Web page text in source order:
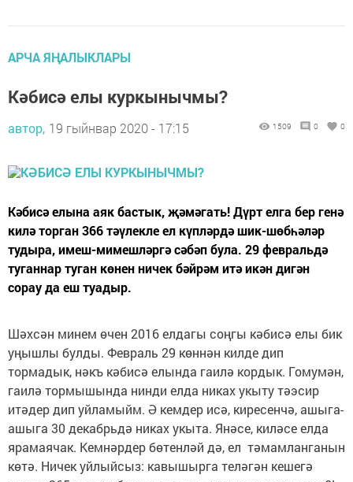
АРЧА ЯҢАЛЫКЛАРЫ
Кәбисә елы куркынычмы?
автор, 19 гыйнвар 2020 - 17:15 1509 0 0
Кәбисә елына аяк бастык, җәмәгать! Дүрт елга бер генә
килә торган 366 тәүлекле ел күпләрдә шик-шөбһәләр
тудыра, имеш-мимешләргә сәбәп була. 29 февральдә
туганнар туган көнен ничек бәйрәм итә икән дигән
сорау да еш туадыр.
Шәхсән минем өчен 2016 елдагы соңгы кәбисә елы бик
уңышлы булды. Февраль 29 көннән килде дип
тормадык, нәкъ кәбисә елында гаилә кордык. Гомумән,
гаилә тормышында нинди елда никах укыту тәэсир
итәдер дип уйламыйм. Ә кемдер исә, киресенчә, ашыга-
ашыга 30 декабрьдә никах укыта. Янәсе, киләсе елда
ярамаячак. Кемнәрдер бөтенләй дә, ел тәмамланганын
көтә. Ничек уйлыйсыз: кавышырга теләгән кешегә